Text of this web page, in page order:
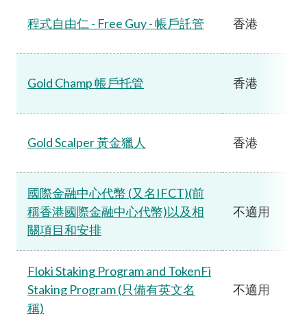
程式自由仁 - Free Guy - 帳戶託管 香港
Gold Champ 帳戶托管 香港
Gold Scalper 黃金獵人 香港
國際金融中心代幣 (又名IFCT)(前
稱香港國際金融中心代幣)以及相
關項目和安排
不適用
Floki Staking Program and TokenFi
Staking Program (只備有英文名
稱)
不適用